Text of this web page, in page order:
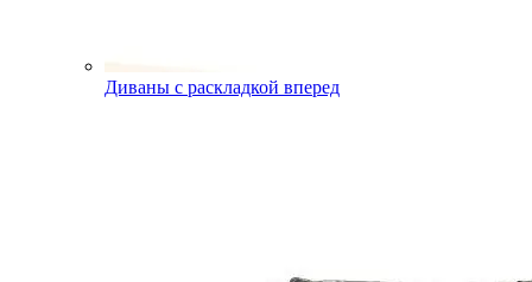
Диваны с раскладкой вперед